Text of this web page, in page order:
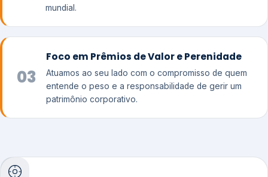
mundial.
03
Foco em Prêmios de Valor e Perenidade
Atuamos ao seu lado com o compromisso de quem
entende o peso e a responsabilidade de gerir um
patrimônio corporativo.